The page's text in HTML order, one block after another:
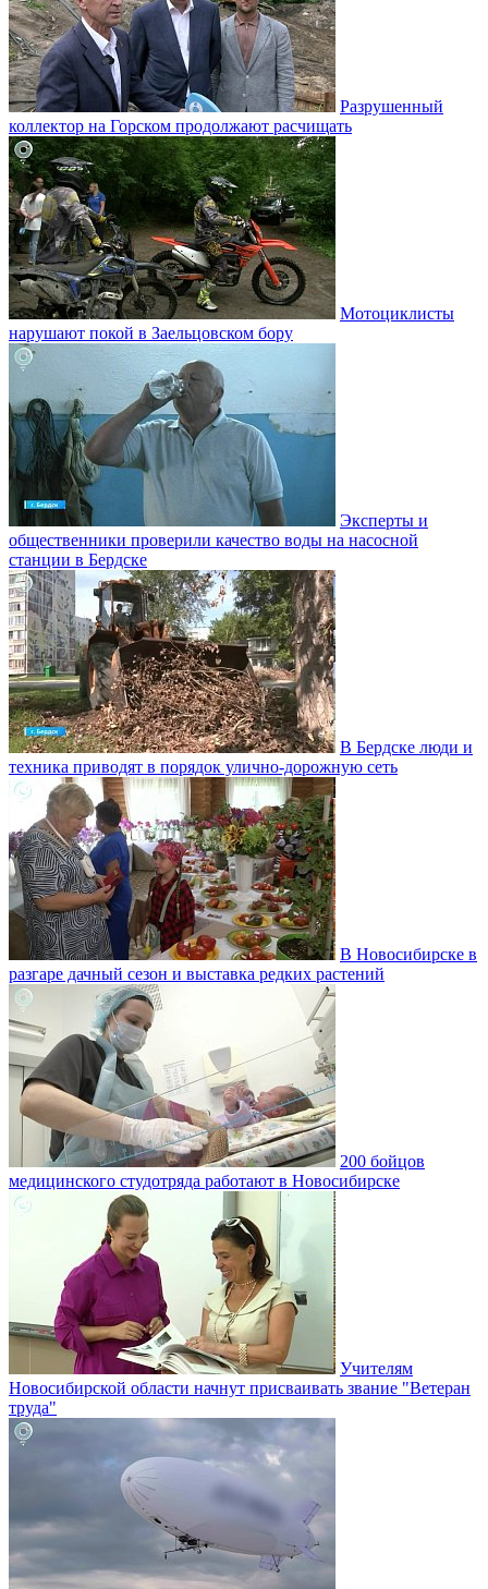
Разрушенный
коллектор на Горском продолжают расчищать
Мотоциклисты
нарушают покой в Заельцовском бору
Эксперты и
общественники проверили качество воды на насосной
станции в Бердске
В Бердске люди и
техника приводят в порядок улично‑дорожную сеть
В Новосибирске в
разгаре дачный сезон и выставка редких растений
200 бойцов
медицинского студотряда работают в Новосибирске
Учителям
Новосибирской области начнут присваивать звание "Ветеран
труда"